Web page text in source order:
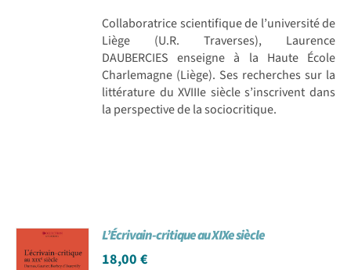
Collaboratrice scientifique de l’université de
Liège (U.R. Traverses), Laurence
DAUBERCIES enseigne à la Haute École
Charlemagne (Liège). Ses recherches sur la
littérature du XVIIIe siècle s’inscrivent dans
la perspective de la sociocritique.
L’Écrivain-critique au XIXe siècle
18,00€